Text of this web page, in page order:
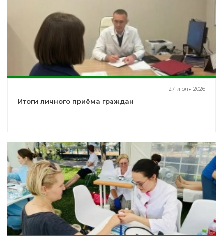
27 июля 2026
Итоги личного приёма граждан